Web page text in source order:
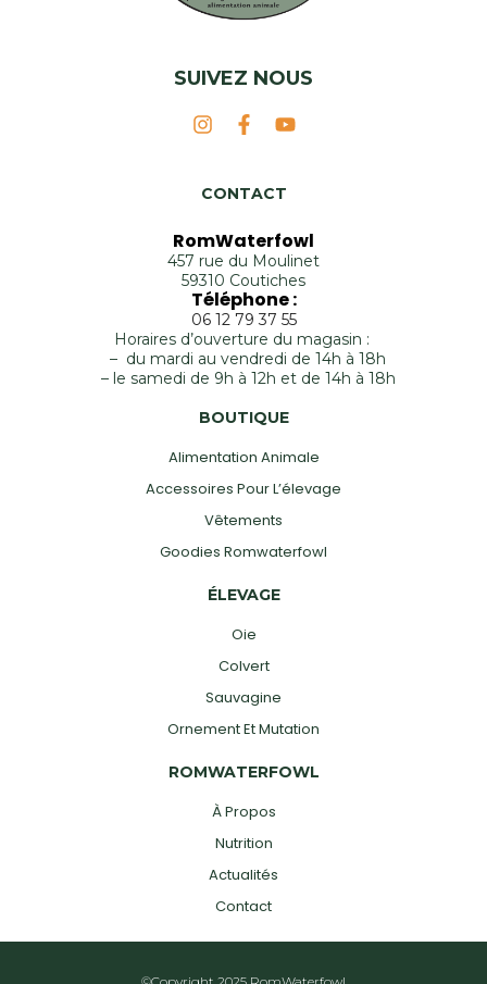
SUIVEZ NOUS
CONTACT
RomWaterfowl
457 rue du Moulinet
59310 Coutiches
Téléphone :
06 12 79 37 55
Horaires d’ouverture du magasin :
– du mardi au vendredi de 14h à 18h
– le samedi de 9h à 12h et de 14h à 18h
BOUTIQUE
Alimentation Animale
Accessoires Pour L’élevage
Vêtements
Goodies Romwaterfowl
ÉLEVAGE
Oie
Colvert
Sauvagine
Ornement Et Mutation
ROMWATERFOWL
À Propos
Nutrition
Actualités
Contact